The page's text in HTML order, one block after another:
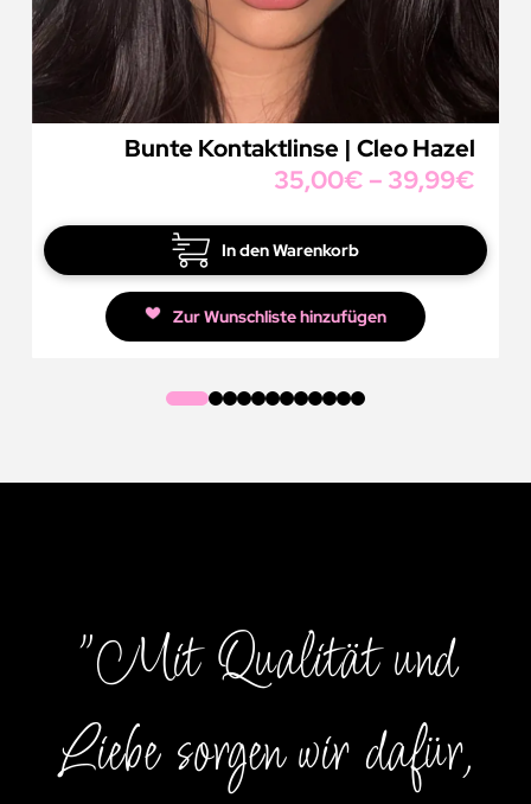
Bunte Kontaktlinse | Khalifa Hazel
34,99€ – 39,99€
In den Warenkorb
Zur Wunschliste hinzufügen
01 2 3 45 67 891011
"Mit Qualität und
Liebe sorgen wir dafür,